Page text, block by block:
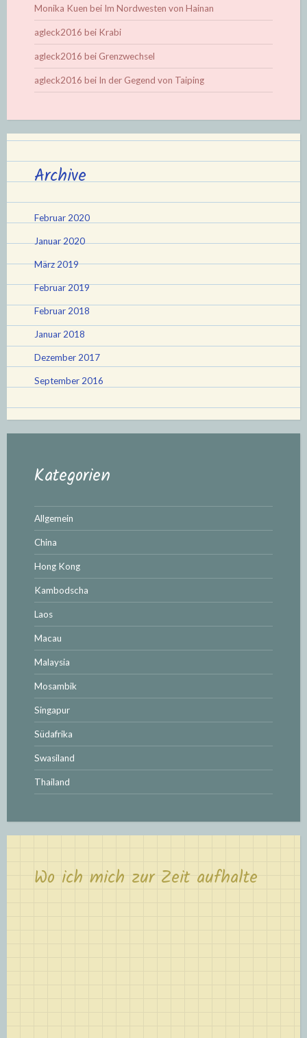
Monika Kuen bei Im Nordwesten von Hainan
agleck2016 bei Krabi
agleck2016 bei Grenzwechsel
agleck2016 bei In der Gegend von Taiping
Archive
Februar 2020
Januar 2020
März 2019
Februar 2019
Februar 2018
Januar 2018
Dezember 2017
September 2016
Kategorien
Allgemein
China
Hong Kong
Kambodscha
Laos
Macau
Malaysia
Mosambik
Singapur
Südafrika
Swasiland
Thailand
Wo ich mich zur Zeit aufhalte